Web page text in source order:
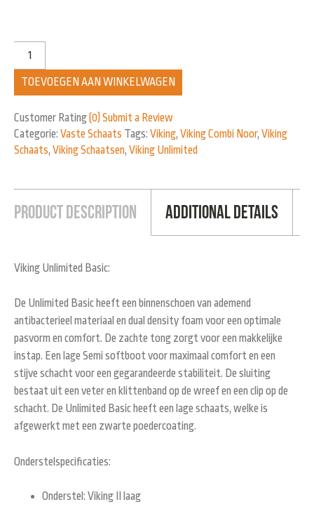
TOEVOEGEN AAN WINKELWAGEN
Customer Rating(0) Submit a Review
Categorie: Vaste Schaats Tags: Viking, Viking Combi Noor, Viking
Schaats, Viking Schaatsen, Viking Unlimited
Product Description Additional Details
Viking Unlimited Basic:
De Unlimited Basic heeft een binnenschoen van ademend
antibacterieel materiaal en dual density foam voor een optimale
pasvorm en comfort. De zachte tong zorgt voor een makkelijke
instap. Een lage Semi softboot voor maximaal comfort en een
stijve schacht voor een gegarandeerde stabiliteit. De sluiting
bestaat uit een veter en klittenband op de wreef en een clip op de
schacht. De Unlimited Basic heeft een lage schaats, welke is
afgewerkt met een zwarte poedercoating.
Onderstelspecificaties:
Onderstel: Viking II laag